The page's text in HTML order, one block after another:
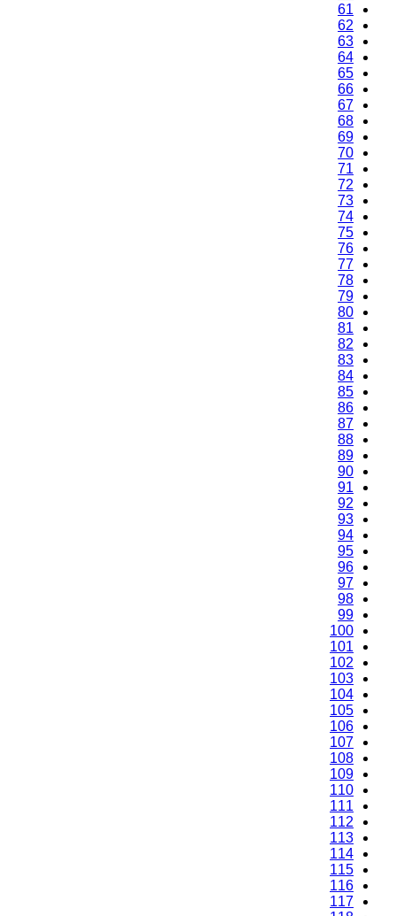
61
62
63
64
65
66
67
68
69
70
71
72
73
74
75
76
77
78
79
80
81
82
83
84
85
86
87
88
89
90
91
92
93
94
95
96
97
98
99
100
101
102
103
104
105
106
107
108
109
110
111
112
113
114
115
116
117